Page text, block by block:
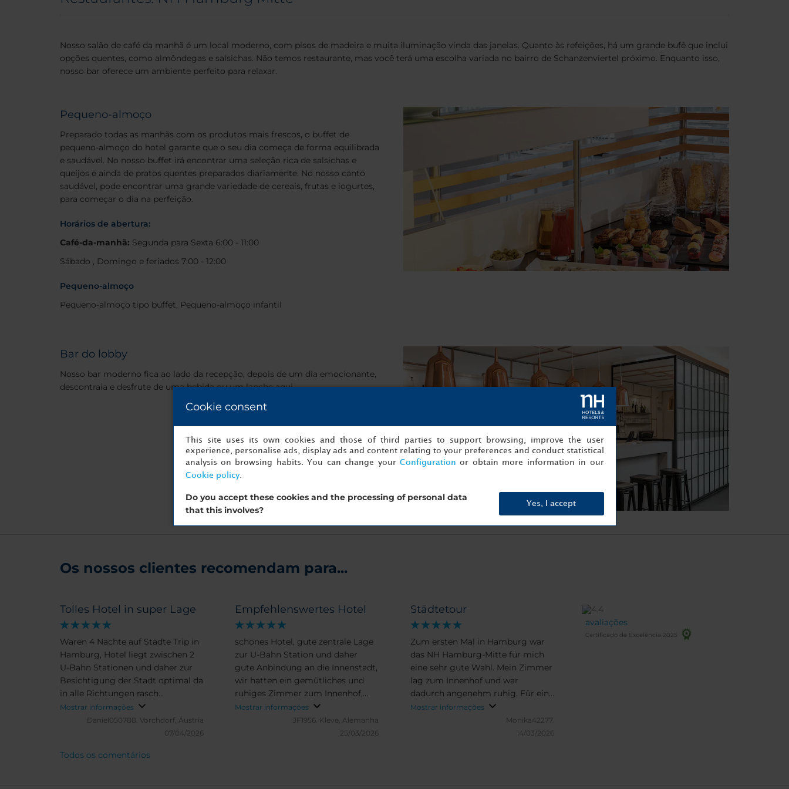
Nosso salão de café da manhã é um local moderno, com pisos de madeira e muita iluminação vinda das janelas. Quanto às refeições, há um grande bufê que inclui
opções quentes, como almôndegas e salsichas. Não temos restaurante, mas você terá uma escolha variada no bairro de Schanzenviertel próximo. Enquanto isso,
nosso bar oferece um ambiente perfeito para relaxar.
Pequeno-almoço
Preparado todas as manhãs com os produtos mais frescos, o buffet de
pequeno-almoço do hotel garante que o seu dia começa de forma equilibrada
e saudável. No nosso buffet irá encontrar uma seleção rica de salsichas e
queijos e ainda de pratos quentes preparados diariamente. No nosso canto
saudável, pode encontrar uma grande variedade de cereais, frutas e iogurtes,
para começar o dia na perfeição.
Horários de abertura:
Café-da-manhã: Segunda para Sexta 6:00 - 11:00
Sábado , Domingo e feriados 7:00 - 12:00
Pequeno-almoço
Pequeno-almoço tipo buffet, Pequeno-almoço infantil
Bar do lobby
Nosso bar moderno fica ao lado da recepção, depois de um dia emocionante,
descontraia e desfrute de uma bebida ou um lanche aqui.
Os nossos clientes recomendam para...
Tolles Hotel in super Lage
Waren 4 Nächte auf Städte Trip in
Hamburg, Hotel liegt zwischen 2
U-Bahn Stationen und daher zur
Besichtigung der Stadt optimal da
in alle Richtungen rasch
erreichbar. Frühstück war perfekt,
Service super. Kommen gerne
Mostrar informações
Daniel050788. Vorchdorf, Áustria
07/04/2026
Empfehlenswertes Hotel
schönes Hotel, gute zentrale Lage
zur U-Bahn Station und daher
gute Anbindung an die Innenstadt,
wir hatten ein gemütliches und
ruhiges Zimmer zum Innenhof,
sehr freundliches und hilfreiches
Personal, schnelles Check in und
Check out, werden dort sicher
Mostrar informações
JF1956. Kleve, Alemanha
25/03/2026
Städtetour
Zum ersten Mal in Hamburg war
das NH Hamburg-Mitte für mich
eine sehr gute Wahl. Mein Zimmer
lag zum Innenhof und war
dadurch angenehm ruhig. Für ein
Einzelzimmer geräumig und
funktionell ausgestattet. Alles da
was man braucht für entspannte
Mostrar informações
Monika42277.
14/03/2026
avaliações
Certificado de Excelência 2025
Todos os comentários
Cookie consent
This site uses its own cookies and those of third parties to support browsing, improve the user
experience, personalise ads, display ads and content relating to your preferences and conduct statistical
analysis on browsing habits. You can change your Configuration or obtain more information in our
Cookie policy.
Do you accept these cookies and the processing of personal data
that this involves?
Yes, I accept